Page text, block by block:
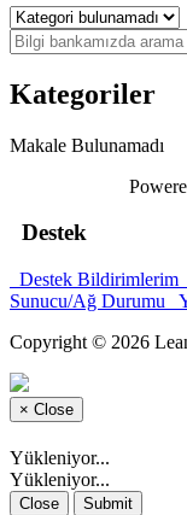
Kategoriler
Makale Bulunamadı
Destek
Destek Bildirimlerim
Sunucu/Ağ Durumu
Copyright © 2026
× Close
Yükleniyor...
Yükleniyor...
Close
Submit